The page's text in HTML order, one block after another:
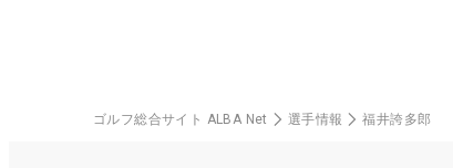
ゴルフ総合サイト ALBA Net 選手情報 福井誇多郎